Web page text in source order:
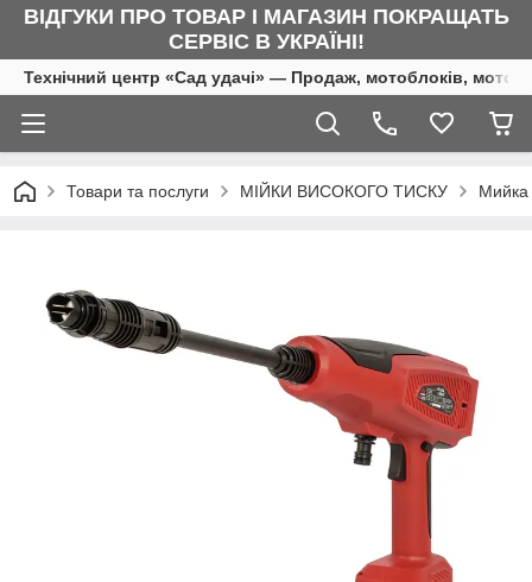
ВІДГУКИ ПРО ТОВАР І МАГАЗИН ПОКРАЩАТЬ
СЕРВІС В УКРАЇНІ!
Технічний центр «Сад удачі» — Продаж, мотоблоків,
Товари та послуги МІЙКИ ВИСОКОГО ТИСКУ Мийка